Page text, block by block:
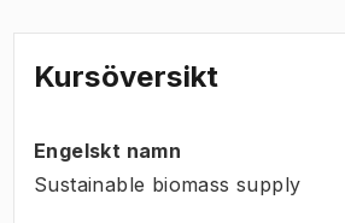
Kursöversikt
Engelskt namn
Sustainable biomass supply